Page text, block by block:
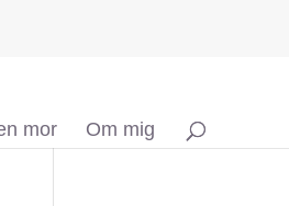
mor Om mig